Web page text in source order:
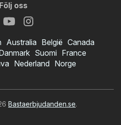
Följ oss
Australia België Canada
Suomi France
Nederland Norge
Bastaerbjudanden.se.